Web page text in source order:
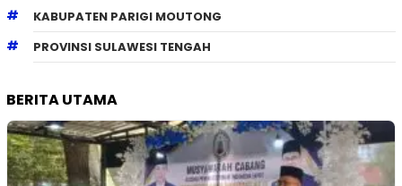
KABUPATEN PARIGI MOUTONG
PROVINSI SULAWESI TENGAH
BERITA UTAMA